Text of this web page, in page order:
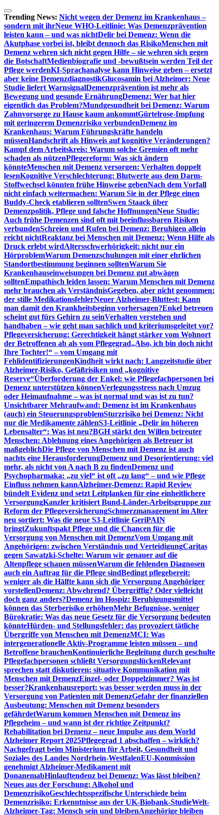
Zum
Inhalt
springen
Trending News: Nicht wegen der Demenz im Krankenhaus –
sondern mit ihrNeue WHO-Leitlinie: Was Demenzprävention
leisten kann – und was nichtDelir bei Demenz: Wenn die
Akutphase vorbei ist, bleibt dennoch das RisikoMenschen mit
Demenz wehren sich nicht gegen Hilfe – sie wehren sich gegen
die BotschaftMedienbiografie und -bewußtsein werden Teil der
Pflege werdenKI-Sprachanalyse kann Hinweise geben – ersetzt
aber keine DemenzdiagnostikGlucosamin bei Alzheimer: Neue
Studie liefert WarnsignalDemenzprävention ist mehr als
Bewegung und gesunde ErnährungDemenz: Wer hat hier
eigentlich das Problem?Mundgesundheit bei Demenz: Warum
Zahnvorsorge zu Hause kaum ankommtGürtelrose-Impfung
mit geringerem Demenzrisiko verbundenDemenz im
Krankenhaus: Warum Führungskräfte handeln
müssenHandschrift als Hinweis auf kognitive Veränderungen?
Kampf dem Arbeitskreis: Warum solche Gremien oft mehr
schaden als nützenPflegereform: Was sich ändern
könnteMenschen mit Demenz versorgen: Verhalten doppelt
lesenKognitive Verschlechterung: Blutwerte aus dem Darm-
Stoffwechsel könnten frühe Hinweise gebenNach dem Vorfall
nicht einfach weitermachen: Warum Sie in der Pflege einen
Buddy-Check etablieren solltenSwen Staack über
Demenzpolitik, Pflege und falsche HoffnungenNeue Studie:
Auch frühe Demenzen sind oft mit beeinflussbaren Risiken
verbundenSchreien und Rufen bei Demenz: Beruhigen allein
reicht nichtReaktanz bei Menschen mit Demenz: Wenn Hilfe als
Druck erlebt wirdAltersschwerhörigkeit: nicht nur ein
HörproblemWarum Demenzschulungen mit einer ehrlichen
Standortbestimmung beginnen solltenWarum Sie
Krankenhauseinweisungen bei Demenz gut abwägen
solltenEmpathisch leiden lassen: Warum Menschen mit Demenz
mehr brauchen als VerständnisGegeben, aber nicht genommen:
der stille MedikationsfehlerNeuer Alzheimer-Bluttest: Kann
man damit den Krankheitsbeginn vorhersagen?Enkel betreuen
scheint gut fürs Gehirn zu seinVerhalten verstehen und
handhaben – wie geht man sachlich und kriteriumsgeleitet vor?
Pflegeversicherung: Gerechtigkeit hängt stärker vom Wohnort
der Betroffenen ab als vom Pflegegrad„Also, ich bin doch nicht
Ihre Tochter!“ – vom Umgang mit
FehlidentifizierungenKindheit wirkt nach: Langzeitstudie über
Alzheimer-Risiko, Gefäßrisiken und „kognitive
Reserve“Überforderung der Enkel: wie Pflegefachpersonen bei
Demenz unterstützen könnenVerlegungsstress nach Umzug
oder Heimaufnahme – was ist normal und was ist zu tun?
Unsichtbarer Mehraufwand: Demenz ist im Krankenhaus
(auch) ein SteuerungsproblemSturzrisiko bei Demenz: Nicht
nur die Medikamente zählenS3-Leitlinie „Delir im höheren
Lebensalter“: Was ist neu?BGH stärkt den Willen betreuter
Menschen: Ablehnung eines Angehörigen als Betreuer ist
maßgeblichDie Pflege von Menschen mit Demenz ist auch
nachts eine HerausforderungDemenz und Desorientierung: viel
mehr, als nicht von A nach B zu findenDemenz und
Psychopharmaka: „zu viel“ ist oft „zu lang“ – und wie Pflege
Einfluss nehmen kannAlzheimer-Demenz: Rapid Review
bündelt Evidenz und setzt Leitplanken für eine einheitlichere
VersorgungKanzler kritisiert Bund-Länder-Arbeitsgruppe zur
Reform der PflegeversicherungSchmerzmanagement im Alter
neu sortiert: Was die neue S3-Leitlinie GeriPAIN
bringtZukunftspakt Pflege und die Chancen für die
Versorgung von Menschen mit DemenzVom Umgang mit
Angehörigen: zwischen Verständnis und VerteidigungCaritas
gegen Sawatzki-Schelte: Warum wir genauer auf die
Altenpflege schauen müssenWarum die fehlenden Diagnosen
auch ein Auftrag für die Pflege sindBedingt pflegebereit:
weniger als die Hälfte kann sich die Versorgung Angehöriger
vorstellenDemenz: Abwehrend? Übergriffig? Oder vielleicht
doch ganz anders?Demenz im Hospiz: Beruhigungsmittel
können das Sterberisiko erhöhenMehr Befugnisse, weniger
Bürokratie: Was das neue Gesetz für die Versorgung bedeuten
könnteHürden- und Stellungsfehler: das provoziert tätliche
Übergriffe von Menschen mit DemenzMCI: Was
intergenerationelle Aktiv-Programme leisten müssen – und
Betroffene brauchenKontinuierliche Begleitung durch geschulte
Pflegefachpersonen schließt VersorgungslückenRelevant
sprechen statt diskutieren: situative Kommunikation mit
Menschen mit DemenzEinzel- oder Doppelzimmer? Was ist
besser?Krankenhausreport: was besser werden muss in der
Versorgung von Patienten mit DemenzGefahr der finanziellen
Ausbeutung: Menschen mit Demenz besonders
gefährdetWarum kommen Menschen mit Demenz ins
Pflegeheim – und wann ist der richtige Zeitpunkt?
Rehabilitation bei Demenz – neue Impulse aus dem World
Alzheimer Report 2025Pflegegrad 1 abschaffen – wirklich?
Nachgefragt beim Ministerium für Arbeit, Gesundheit und
Soziales des Landes Nordrhein-WestfalenEU-Kommission
genehmigt Alzheimer-Medikament mit
DonanemabHinlauftendenz bei Demenz: Was lässt bleiben?
Neues aus der Forschung: Alkohol und
DemenzrisikoGeschlechtsspezifische Unterschiede beim
Demenzrisiko: Erkenntnisse aus der UK-Biobank-StudieWelt-
Alzheimer-Tag: Mensch sein und bleibenAngehörige bleiben